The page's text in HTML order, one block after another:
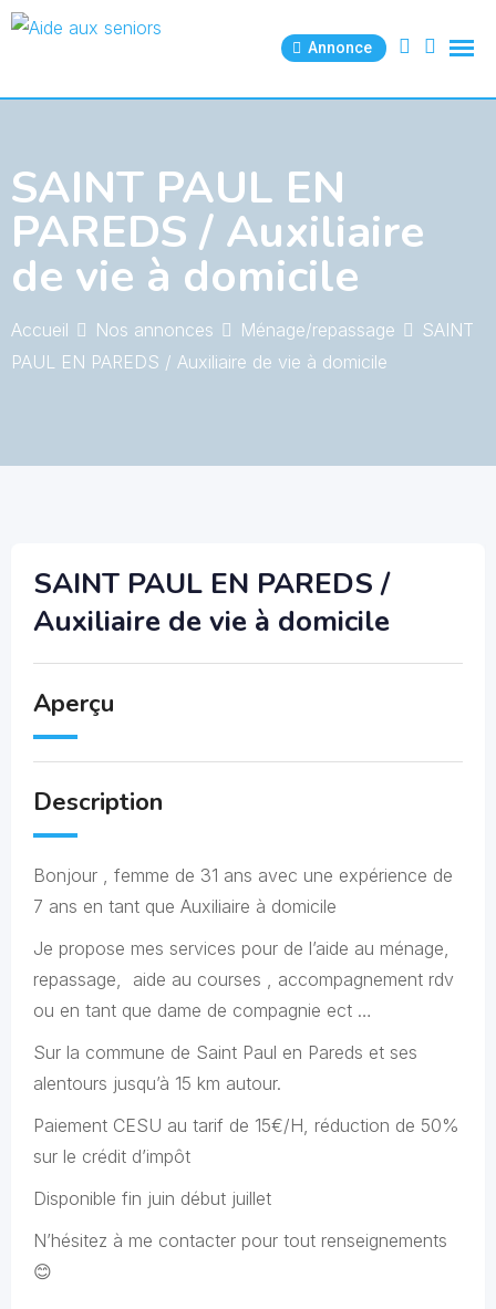
Skip
Annonce
SAINT PAUL EN
PAREDS / Auxiliaire
de vie à domicile
Accueil Nos annonces Ménage/repassage
SAINT
PAUL EN PAREDS / Auxiliaire de vie à domicile
SAINT PAUL EN PAREDS /
Auxiliaire de vie à domicile
Aperçu
Description
Bonjour , femme de 31 ans avec une expérience de
7 ans en tant que Auxiliaire à domicile
Je propose mes services pour de l’aide au ménage,
repassage, aide au courses , accompagnement rdv
ou en tant que dame de compagnie ect …
Sur la commune de Saint Paul en Pareds et ses
alentours jusqu’à 15 km autour.
Paiement CESU au tarif de 15€/H, réduction de 50%
sur le crédit d’impôt
Disponible fin juin début juillet
N’hésitez à me contacter pour tout renseignements
😊